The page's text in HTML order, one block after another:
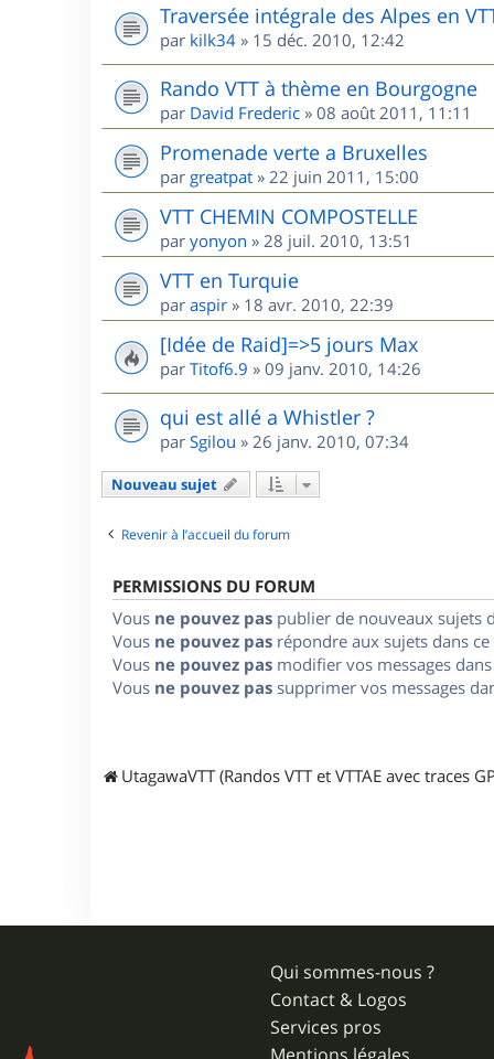
Traversée intégrale des Alpes en
par kilk34 » 15 déc. 2010, 12:42
Rando VTT à thème en Bourgogne
par David Frederic » 08 août 2011, 11:11
Promenade verte a Bruxelles
par greatpat » 22 juin 2011, 15:00
VTT CHEMIN COMPOSTELLE
par yonyon » 28 juil. 2010, 13:51
VTT en Turquie
par aspir » 18 avr. 2010, 22:39
[Idée de Raid]=>5 jours Max
par Titof6.9 » 09 janv. 2010, 14:26
qui est allé a Whistler ?
par Sgilou » 26 janv. 2010, 07:34
Nouveau sujet
Revenir à l’accueil du forum
PERMISSIONS DU FORUM
Vous ne pouvez pas publier de nouveaux sujets
Vous ne pouvez pas répondre aux sujets dans
Vous ne pouvez pas modifier vos messages
Vous ne pouvez pas supprimer vos messages
UtagawaVTT (Randos VTT et VTTAE avec traces
Qui sommes-nous ?
Contact & Logos
Services pros